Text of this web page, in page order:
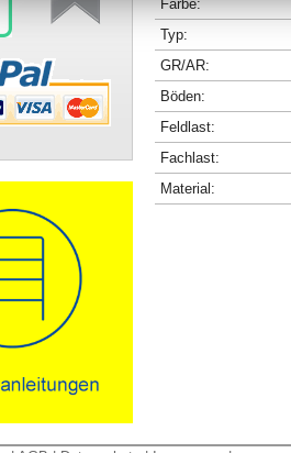
Farbe:
Typ:
GR/AR:
Böden:
Feldlast:
Fachlast:
Material: